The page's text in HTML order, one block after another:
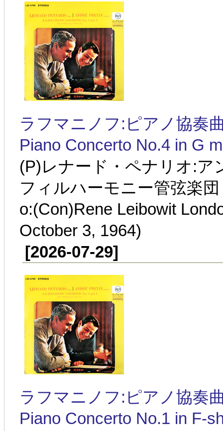
ラフマニノフ:ピアノ協奏
Piano Concerto No.4 in G
(P)レナード・ペナリオ:ア
フィルハーモニー管弦楽
o:(Con)Rene Leibowit
October 3, 1964)
[2026-07-29]
ラフマニノフ:ピアノ協奏
Piano Concerto No.1 in F-